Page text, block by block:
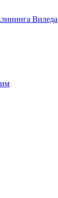
Виледа